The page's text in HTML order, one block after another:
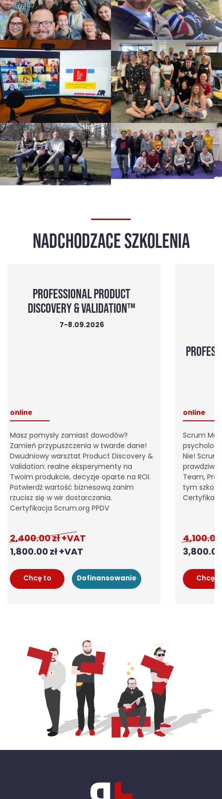
NADCHODZACE SZKOLENIA
PROFESSIONAL PRODUCT
DISCOVERY & VALIDATION™
7-8.09.2026
online
Masz pomysły zamiast dowodów?
Zamień przypuszczenia w twarde dane!
Dwudniowy warsztat Product Discovery &
Validation: realne eksperymenty na
Twoim produkcie, decyzje oparte na ROI.
Potwierdź wartość biznesową zanim
rzucisz się w wir dostarczania.
Certyfikacja Scrum.org PPDV
2,400.00zł
Pierwotna
wynosiła:
2,400.00zł.
1,800.00 zł
cena
wynosi:
Chcę to Dofinansowanie
online
Scrum
psycholog
Nie!
Team,
tym
4,100.00
Pierwotna
wynosiła:
4,100.00zł.
cena
wynosi:
Chcę